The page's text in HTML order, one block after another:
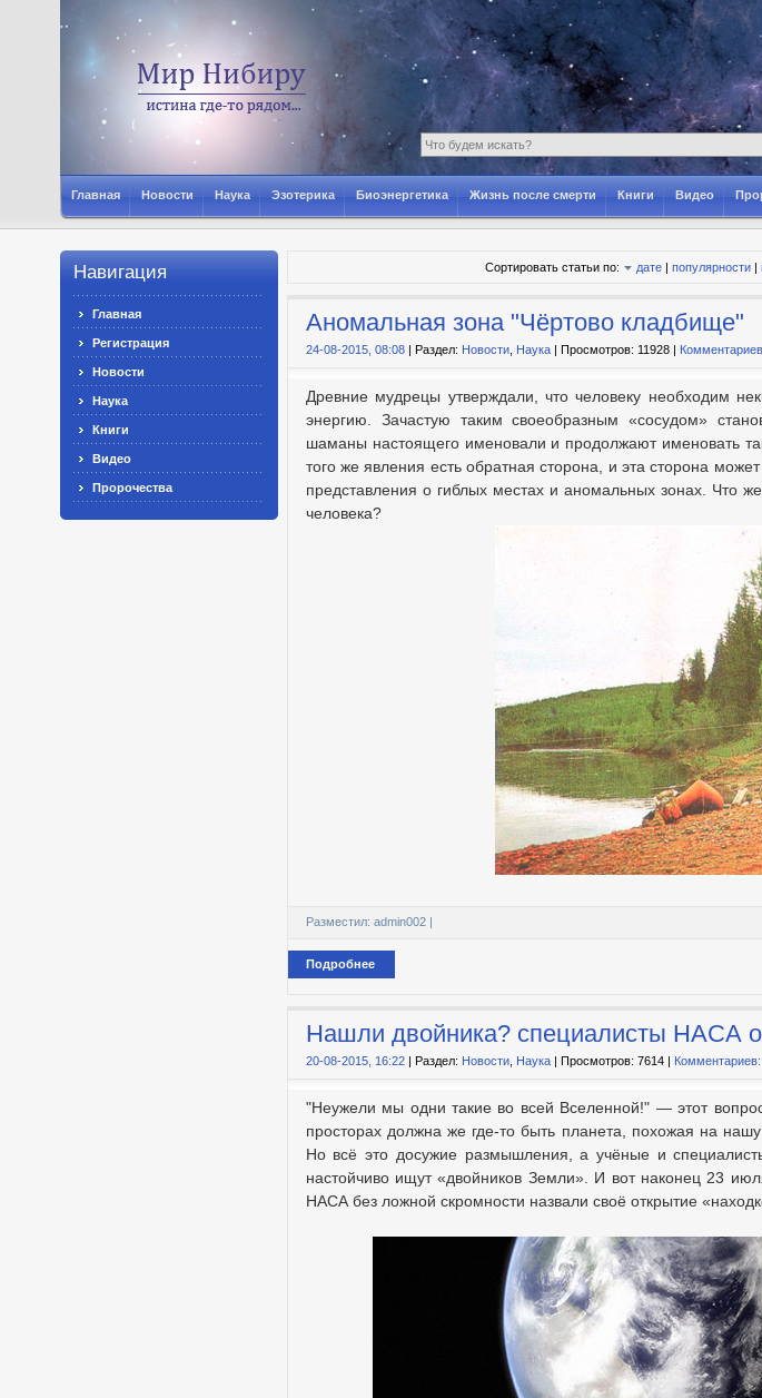
Главная Новости Наука Эзотерика Биоэнергетика Жизнь после смерти Книги Видео
Навигация
Главная
Регистрация
Новости
Наука
Книги
Видео
Пророчества
Сортировать статьи по: дате | популярности |
Аномальная зона "Чёртово кладбище"
24-08-2015, 08:08| Раздел: Новости, Наука| Просмотров: 11928 |
Древние мудрецы утверждали, что человеку необходим
энергию. Зачастую таким своеобразным «сосудом»
шаманы настоящего именовали и продолжают именовать
того же явления есть обратная сторона, и эта сторона
представления о гиблых местах и аномальных зонах. Что
человека?
Разместил: admin002|
Подробнее
Нашли двойника? специалисты НАСА
20-08-2015, 16:22| Раздел: Новости, Наука| Просмотров: 7614 |
"Неужели мы одни такие во всей Вселенной!" — этот
просторах должна же где-то быть планета, похожая на
Но всё это досужие размышления, а учёные и
настойчиво ищут «двойников Земли». И вот наконец 23
НАСА без ложной скромности назвали своё открытие